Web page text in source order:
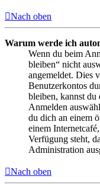
Nach oben
Warum werde ich
Wenn du beim
bleiben“ nicht
angemeldet. Dies
Benutzerkontos
bleiben, kannst du
Anmelden
du dich an einem
einem
Verfügung steht,
Administration
Nach oben